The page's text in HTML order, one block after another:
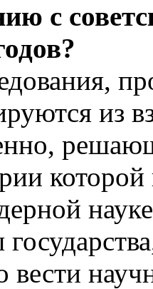
с
из
вести